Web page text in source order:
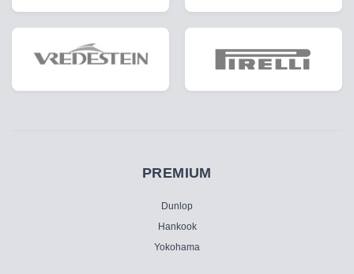
PREMIUM
Dunlop
Hankook
Yokohama